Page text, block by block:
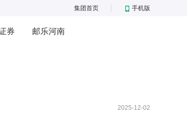
集团首页 手机版
券 邮乐河南
2025-12-02